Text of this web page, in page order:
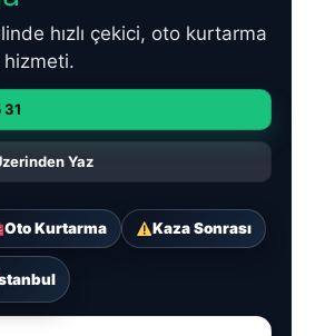
hızlı çekici, oto kurtarma
hizmeti.
31
Yaz
Oto Kurtarma Kaza Sonrası